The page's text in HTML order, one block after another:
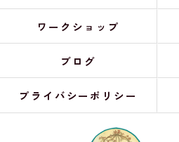
ワークショップ
ブログ
プライバシーポリシー